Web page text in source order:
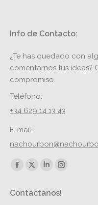
Info de Contacto:
¿Te has quedado con
comentarnos tus ideas?
compromiso.
Teléfono:
+34 629 14 13 43
E-mail:
Encuéntranos en:
Facebook
opens
X
opens
Linkedin
opens
Instagram
opens
Contáctanos!